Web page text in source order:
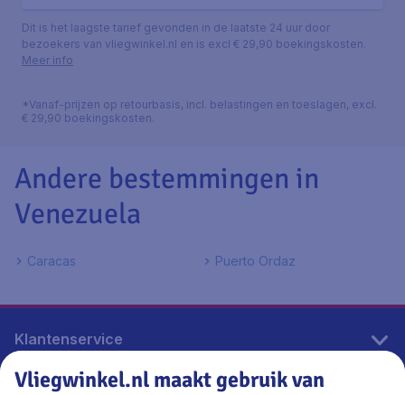
Dit is het laagste tarief gevonden in de laatste 24 uur door
bezoekers van vliegwinkel.nl en is excl € 29,90 boekingskosten.
Meer info
*Vanaf-prijzen op retourbasis, incl. belastingen en toeslagen, excl.
€ 29,90 boekingskosten.
Andere bestemmingen in
Venezuela
Caracas Puerto Ordaz
Klantenservice
Vliegwinkel.nl maakt gebruik van